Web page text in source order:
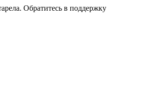
Обратитесь в поддержку